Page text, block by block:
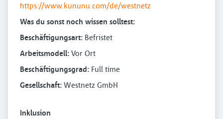
https://www.kununu.com/de/westnetz
Was du sonst noch wissen solltest:
Beschäftigungsart: Befristet
Arbeitsmodell: Vor Ort
Beschäftigungsgrad: Full time
Gesellschaft: Westnetz GmbH
Inklusion